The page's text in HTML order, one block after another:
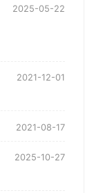
2025-05-22
2021-12-01
2021-08-17
2025-10-27